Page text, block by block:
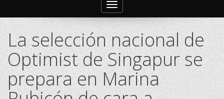
Toggle
navigation
La selección nacional de
Optimist de Singapur se
prepara en Marina